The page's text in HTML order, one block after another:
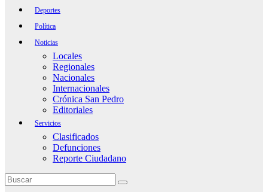
Deportes
Política
Noticias
Locales
Regionales
Nacionales
Internacionales
Crónica San Pedro
Editoriales
Servicios
Clasificados
Defunciones
Reporte Ciudadano